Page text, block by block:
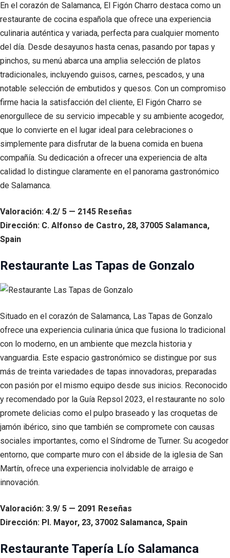
En el corazón de Salamanca, El Figón Charro destaca como un
restaurante de cocina española que ofrece una experiencia
culinaria auténtica y variada, perfecta para cualquier momento
del día. Desde desayunos hasta cenas, pasando por tapas y
pinchos, su menú abarca una amplia selección de platos
tradicionales, incluyendo guisos, carnes, pescados, y una
notable selección de embutidos y quesos. Con un compromiso
firme hacia la satisfacción del cliente, El Figón Charro se
enorgullece de su servicio impecable y su ambiente acogedor,
que lo convierte en el lugar ideal para celebraciones o
simplemente para disfrutar de la buena comida en buena
compañía. Su dedicación a ofrecer una experiencia de alta
calidad lo distingue claramente en el panorama gastronómico
de Salamanca.
Valoración: 4.2/ 5 — 2145 Reseñas
Dirección: C. Alfonso de Castro, 28, 37005 Salamanca,
Spain
Restaurante Las Tapas de Gonzalo
Situado en el corazón de Salamanca, Las Tapas de Gonzalo
ofrece una experiencia culinaria única que fusiona lo tradicional
con lo moderno, en un ambiente que mezcla historia y
vanguardia. Este espacio gastronómico se distingue por sus
más de treinta variedades de tapas innovadoras, preparadas
con pasión por el mismo equipo desde sus inicios. Reconocido
y recomendado por la Guía Repsol 2023, el restaurante no solo
promete delicias como el pulpo braseado y las croquetas de
jamón ibérico, sino que también se compromete con causas
sociales importantes, como el Síndrome de Turner. Su acogedor
entorno, que comparte muro con el ábside de la iglesia de San
Martín, ofrece una experiencia inolvidable de arraigo e
innovación.
Valoración: 3.9/ 5 — 2091 Reseñas
Dirección: Pl. Mayor, 23, 37002 Salamanca, Spain
Restaurante Tapería Lío Salamanca